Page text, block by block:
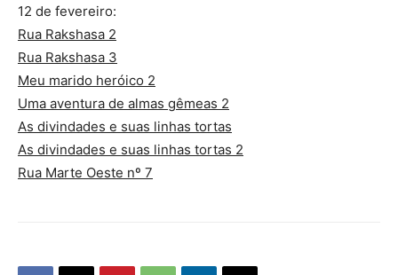
12 de fevereiro:
Rua Rakshasa 2
Rua Rakshasa 3
Meu marido heróico 2
Uma aventura de almas gêmeas 2
As divindades e suas linhas tortas
As divindades e suas linhas tortas 2
Rua Marte Oeste nº 7